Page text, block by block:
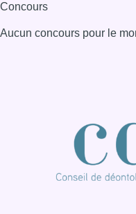
Concours
Aucun concours pour le